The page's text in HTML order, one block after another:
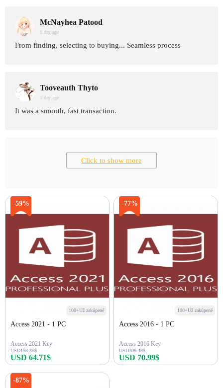
McNayhea Patood
1 day age
From finding, selecting to buying... Seamless process
Tooveauth Thyto
1 day age
It was a smooth, fast transaction.
Click to show more
-59%
100+Už zakúpené
Access 2021 - 1 PC
Access 2021 Key
USD158.86$
USD 64.71$
-77%
100+Už zakúpené
Access 2016 - 1 PC
Access 2016 Key
USD306.48$
USD 70.99$
-87%